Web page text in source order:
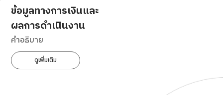
ข้อมูลทางการเงินและ
ผลการดำเนินงาน
คำอธิบาย
ดูเพิ่มเติม